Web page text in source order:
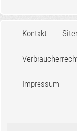
Kontakt
Impressum